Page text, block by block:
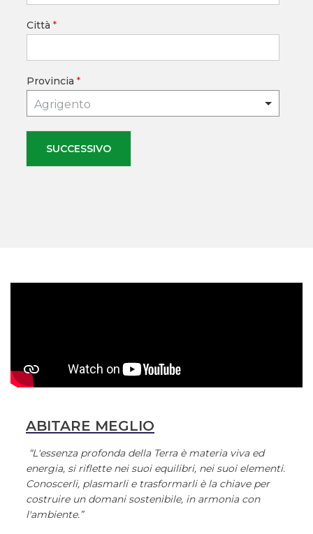
Città *
Provincia *
Agrigento
SUCCESSIVO
ABITARE MEGLIO
“L'essenza profonda della Terra è materia viva ed
energia, si riflette nei suoi equilibri, nei suoi elementi.
Conoscerli, plasmarli e trasformarli è la chiave per
costruire un domani sostenibile, in armonia con
l'ambiente.”